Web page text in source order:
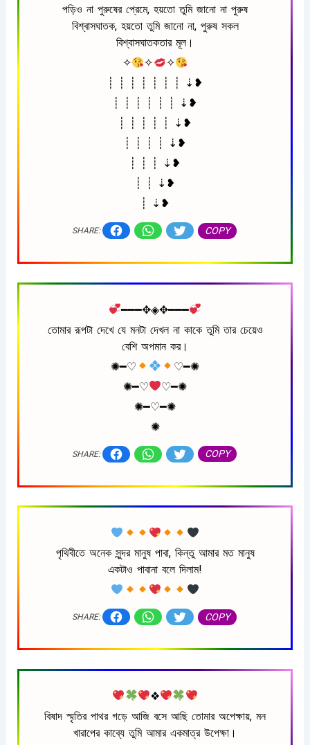
পড়িও না পুরুষের প্রেমে, হয়তো তুমি জানো না পুরুষ
বিশ্বাসঘাতক, হয়তো তুমি জানো না, পুরুষ সকল
বিশ্বাসঘাতকতার মূল।
✧
✧
✧
┊ ┊ ┊ ┊ ┊ ┊ ┊ ⇣❥
┊ ┊ ┊ ┊ ┊ ┊ ⇣❥
┊ ┊ ┊ ┊ ┊ ⇣❥
┊ ┊ ┊ ┊ ⇣❥
┊ ┊ ┊ ⇣❥
┊ ┊ ⇣❥
┊ ⇣❥
SHARE: COPY
━━━✥◈✥━━━
তোমার রূপটা দেখে যে মনটা দেখল না কাকে তুমি তার চেয়েও
বেশি অপমান কর।
✺━♡︎
♡︎━✺
✺━♡︎
♡︎━✺
✺━♡︎━✺
✺
SHARE: COPY
পৃথিবীতে অনেক সুন্দর মানুষ পাবা, কিন্তু আমার মত মানুষ
একটাও পাবানা বলে দিলাম!
SHARE: COPY
❖
বিষাদ স্মৃতির পাথর গড়ে আজি বসে আছি তোমার অপেক্ষায়, মন
খারাপের কাব্যে তুমি আমার একমাত্র উপেক্ষা।